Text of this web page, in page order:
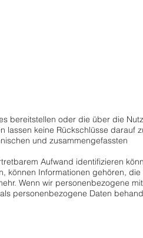
bereitstellen oder die über die
lassen keine Rückschlüsse darauf
und zusammengefassten
Aufwand identifizieren
können Informationen gehören, die
Wenn wir personenbezogene
personenbezogene Daten